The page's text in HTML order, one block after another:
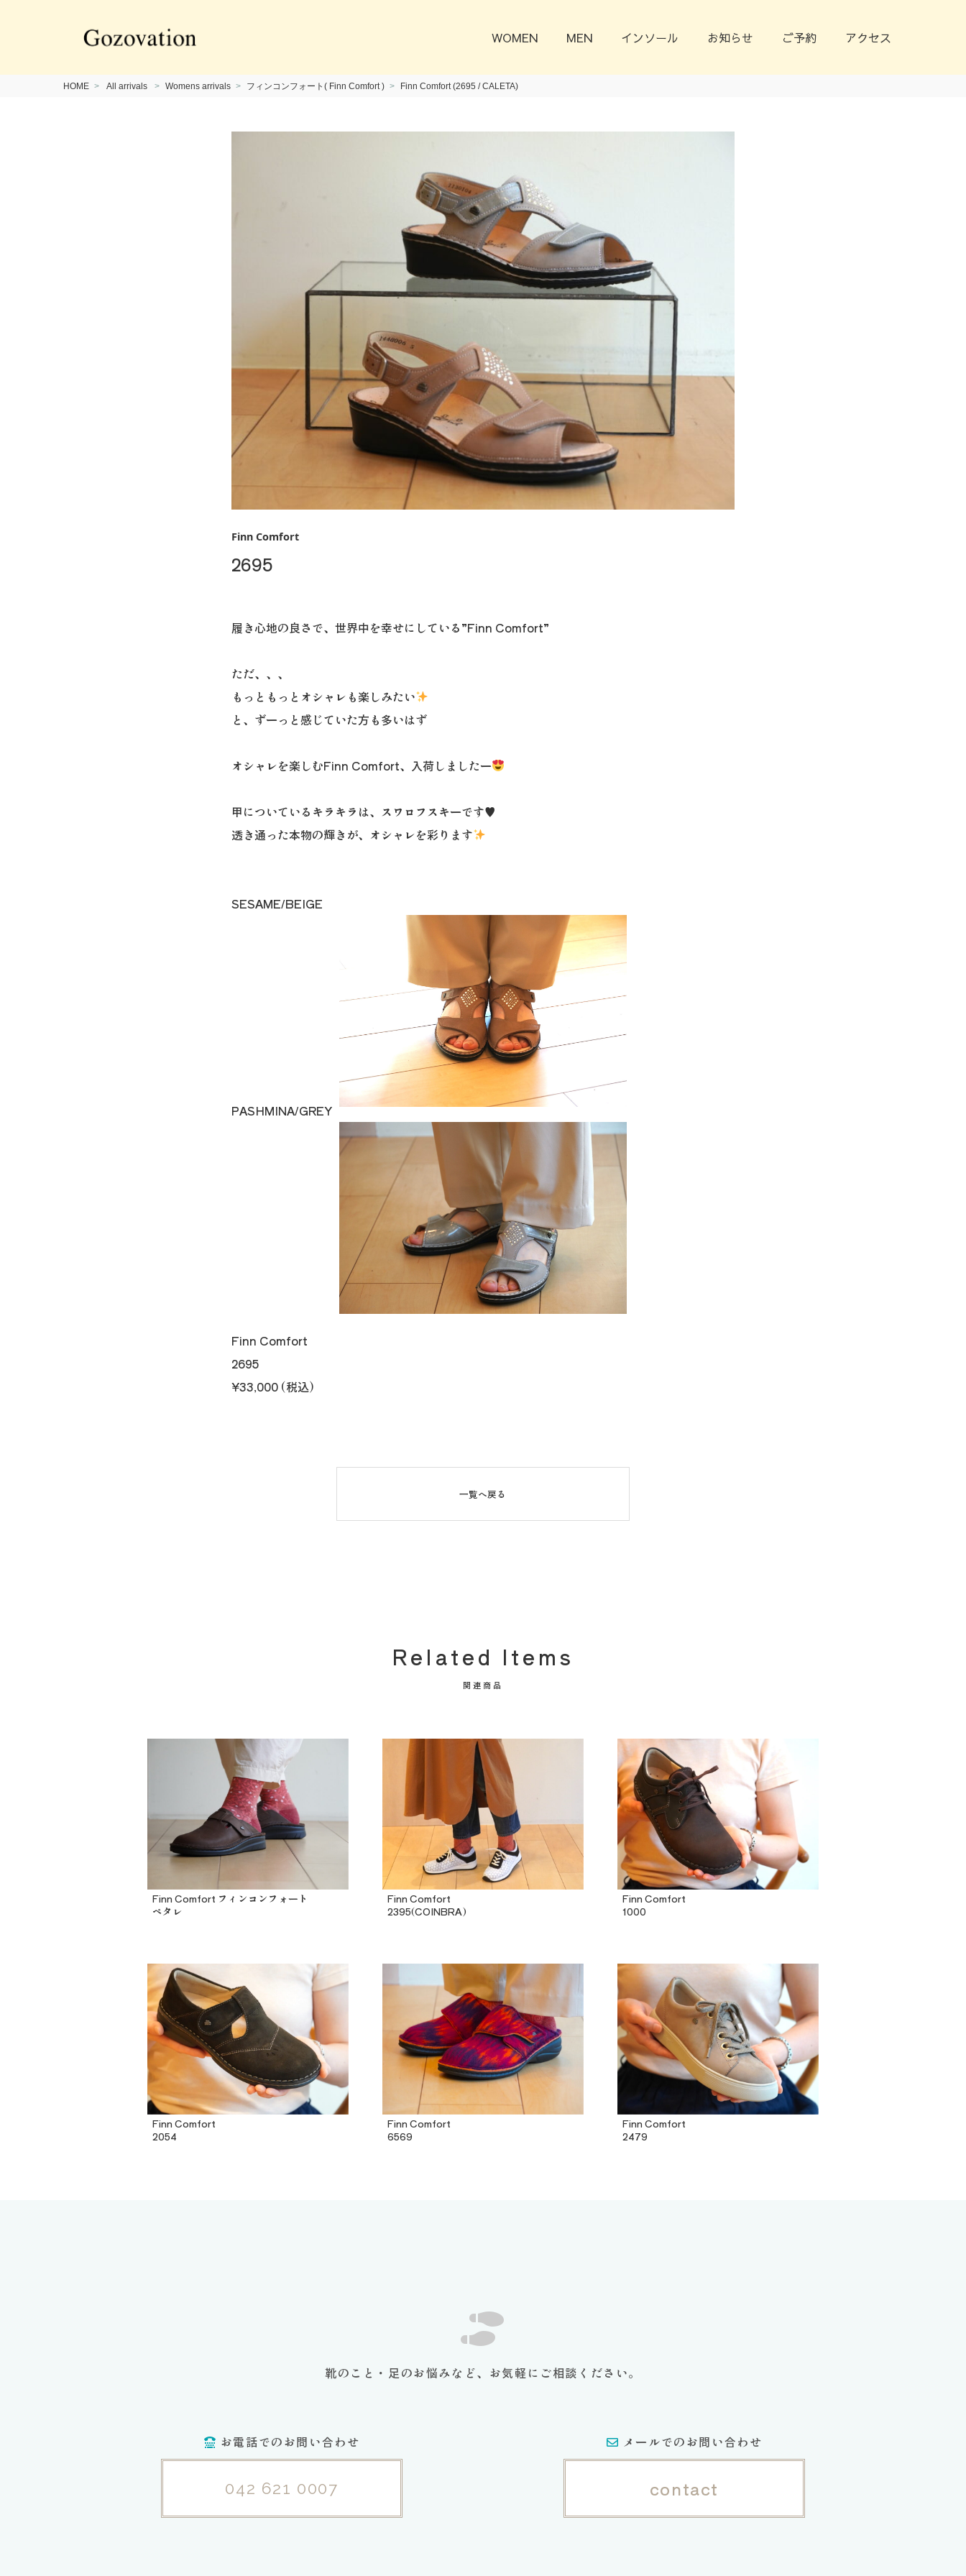
WOMEN MEN インソール お知らせ ご予約 アクセス
HOME All arrivals Womens arrivals フィンコンフォート( Finn Comfort ) Finn Comfort (2695 / CALETA)
Finn Comfort
2695
履き心地の良さで、世界中を幸せにしている”Finn Comfort”
ただ、、、
もっともっとオシャレも楽しみたい
と、ずーっと感じていた方も多いはず
オシャレを楽しむFinn Comfort、入荷しましたー
甲についているキラキラは、スワロフスキーです♥
透き通った本物の輝きが、オシャレを彩ります
SESAME/BEIGE
3
Next
PASHMINA/GREY
1
2
Previous
Next
Finn Comfort
2695
¥33,000 (税込)
一覧へ戻る
Related Items
関連商品
Finn Comfort フィンコンフォート
ペタレ
Finn Comfort
2395(COINBRA)
Finn Comfort
1000
Finn Comfort
2054
Finn Comfort
6569
Finn Comfort
2479
靴のこと・足のお悩みなど、お気軽にご相談ください。
お電話でのお問い合わせ
042 621 0007
メールでのお問い合わせ
contact